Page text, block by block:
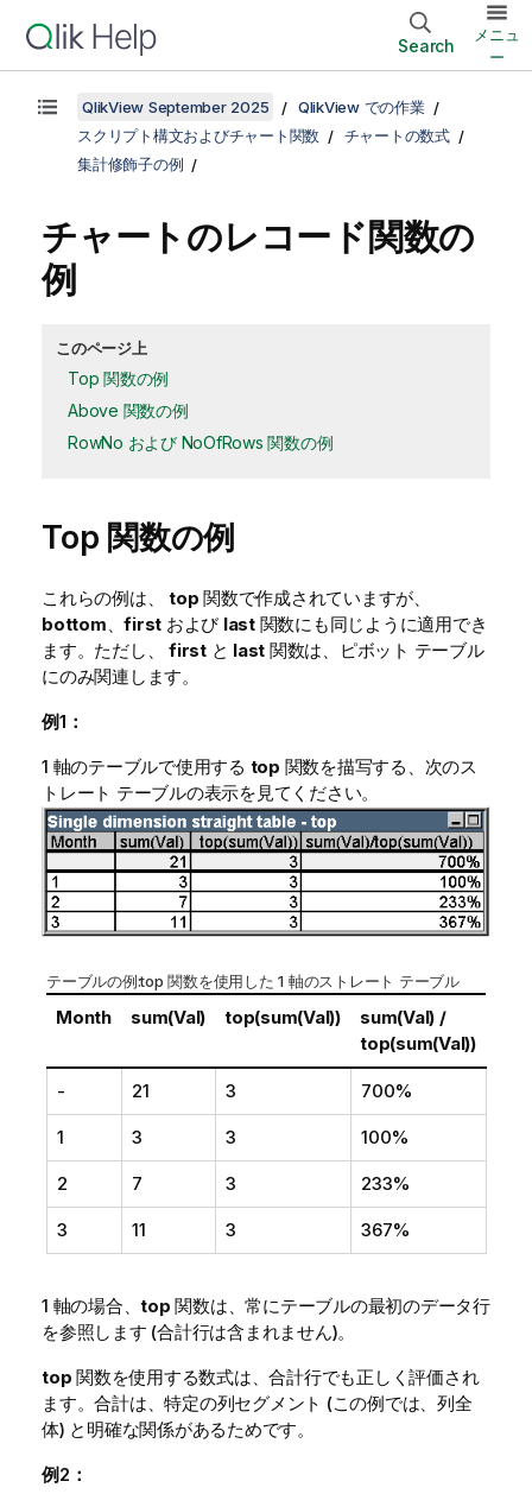
Search
メニュ
ー
QlikView September 2025
QlikView での作業
スクリプト構文およびチャート関数
チャートの数式
集計修飾子の例
チャートのレコード関数の
例
このページ上
Top 関数の例
Above 関数の例
RowNo および NoOfRows 関数の例
Top 関数の例
これらの例は、 top 関数で作成されていますが、
bottom 、first および last関数にも同じように適用でき
ます。ただし、 firstと last 関数は、ピボット テーブル
にのみ関連します。
例1：
1 軸のテーブルで使用する top 関数を描写する、次のス
トレート テーブルの表示を見てください。
テーブルの例:top 関数を使用した 1 軸のストレート テーブル
Month sum(Val) top(sum(Val))
sum(Val) /
top(sum(Val))
- 21 3 700%
1 3 3 100%
2 7 3 233%
3 11 3 367%
1 軸の場合、top 関数は、常にテーブルの最初のデータ行
を参照します (合計行は含まれません)。
top 関数を使用する数式は、合計行でも正しく評価され
ます。合計は、特定の列セグメント (この例では、列全
体) と明確な関係があるためです。
例2：